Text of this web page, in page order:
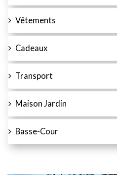
Vêtements
Cadeaux
Transport
Maison Jardin
Basse-Cour